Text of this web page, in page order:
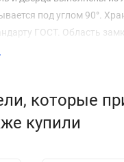
под углом 90°.
ГОСТ. Область
покрытие
которые
купили